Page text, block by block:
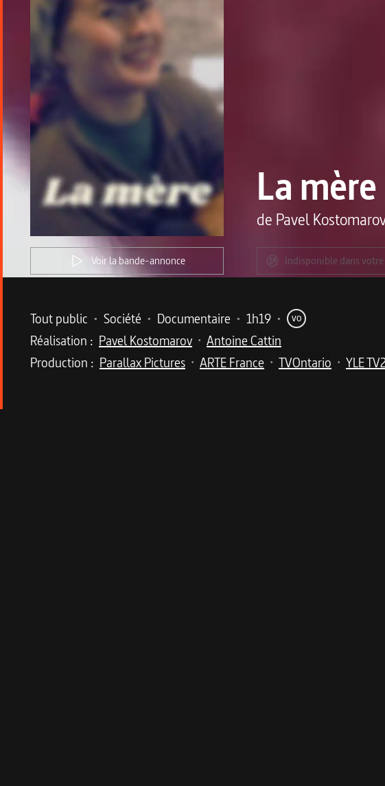
Voir la bande-annonce
La mère
de Pavel
Indisponible dans
Metadata du programme
Tout public • Société • Documentaire • 1h19 • VO
Réalisation : Pavel Kostomarov • Antoine Cattin
Production : Parallax Pictures • ARTE France • TVOntario • YLE